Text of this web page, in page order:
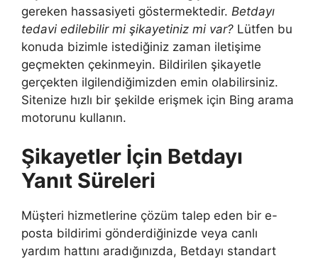
gereken hassasiyeti göstermektedir. Betdayı
tedavi edilebilir mi şikayetiniz mi var? Lütfen bu
konuda bizimle istediğiniz zaman iletişime
geçmekten çekinmeyin. Bildirilen şikayetle
gerçekten ilgilendiğimizden emin olabilirsiniz.
Sitenize hızlı bir şekilde erişmek için Bing arama
motorunu kullanın.
Şikayetler İçin Betdayı
Yanıt Süreleri
Müşteri hizmetlerine çözüm talep eden bir e-
posta bildirimi gönderdiğinizde veya canlı
yardım hattını aradığınızda, Betdayı standart